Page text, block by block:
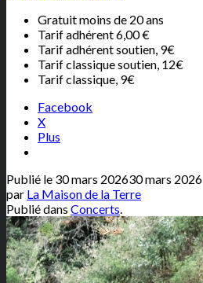
Gratuit moins de 20 ans
Tarif adhérent 6,00 €
Tarif adhérent soutien, 9€
Tarif classique soutien, 12€
Tarif classique, 9€
Facebook
X
Plus
Publié le 30 mars 202630 mars 2026
par La Maison de la Terre
Publié dans Concerts.